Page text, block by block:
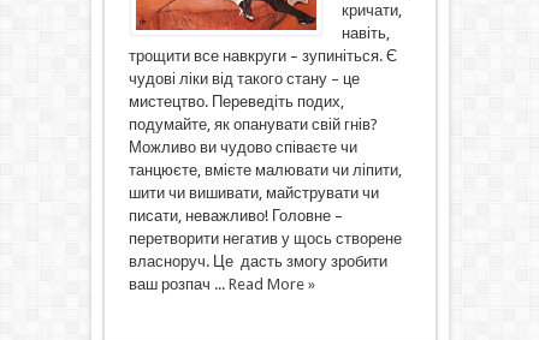
кричати,
навіть,
трощити все навкруги – зупиніться. Є
чудові ліки від такого стану – це
мистецтво. Переведіть подих,
подумайте, як опанувати свій гнів?
Можливо ви чудово співаєте чи
танцюєте, вмієте малювати чи ліпити,
шити чи вишивати, майструвати чи
писати, неважливо! Головне –
перетворити негатив у щось створене
власноруч. Це дасть змогу зробити
ваш розпач ... Read More »